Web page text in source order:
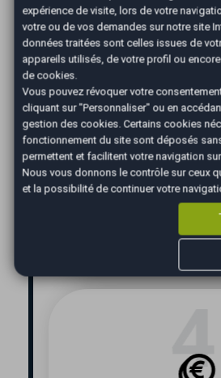
Nous vous confirmons
juste pour vendre votre
meilleurs
expérience de visite, lors de votre
votre ou de vos demandes sur notre site
données traitées sont celles issues de
appareils utilisés, de votre profil ou
de cookies.
Vous pouvez révoquer votre
cliquant sur "Personnaliser" ou en
gestion des cookies. Certains cookies
fonctionnement du site sont déposés
permettent et facilitent votre navigation
Nous vous donnons le contrôle sur ceux
et la possibilité de continuer votre